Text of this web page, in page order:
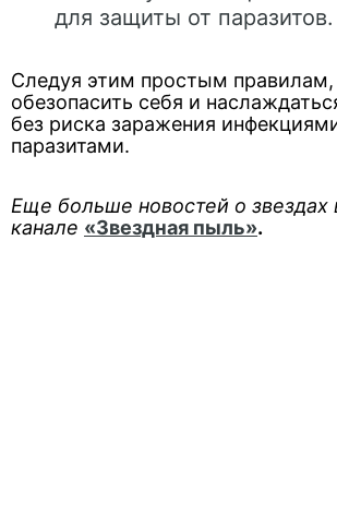
для защиты от паразитов.
Следуя этим простым
обезопасить себя и
без риска заражения
паразитами.
Еще больше новостей о звездах
канале «Звездная пыль».